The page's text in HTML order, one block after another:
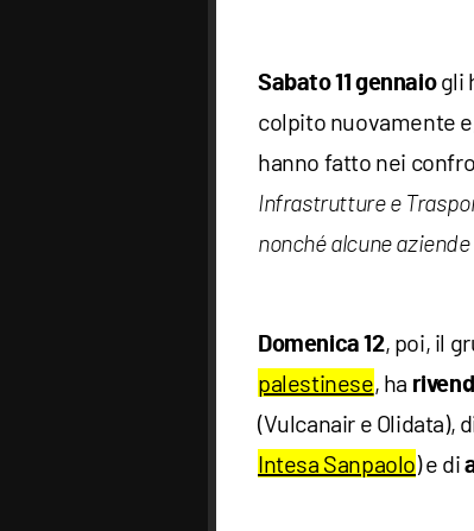
Sabato 11 gennaiogli
colpito nuovamente
hanno fatto nei
Infrastrutture e
nonché alcune
Domenica 12, poi, il
palestinese, ha
(Vulcanair e Olidata),
Intesa Sanpaolo) e di